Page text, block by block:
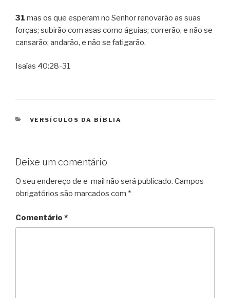
31 mas os que esperam no Senhor renovarão as suas
forças; subirão com asas como águias; correrão, e não se
cansarão; andarão, e não se fatigarão.
Isaías 40:28-31
CATEGORIAS
VERSÍCULOS DA BÍBLIA
Deixe um comentário
O seu endereço de e-mail não será publicado. Campos
obrigatórios são marcados com *
Comentário *